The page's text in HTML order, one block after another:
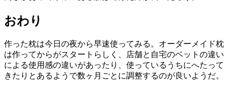
おわり
作った枕は今日の夜から早速使ってみる。オーダーメイド枕
は作ってからがスタートらしく、店舗と自宅のベットの違い
による使用感の違いがあったり、使っているうちにへたって
きたりとあるようで数ヶ月ごとに調整するのが良いようだ。